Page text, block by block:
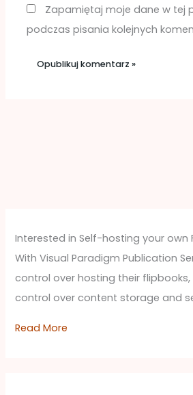
Zapamiętaj moje dane w tej
podczas pisania kolejnych
Interested in Self-hosting your own
With Visual Paradigm Publication
control over hosting their
control over content storage and
Read More